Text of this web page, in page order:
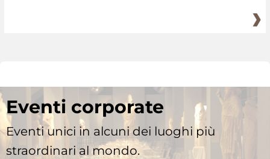
Eventi corporate
Eventi unici in alcuni dei luoghi più
straordinari al mondo.